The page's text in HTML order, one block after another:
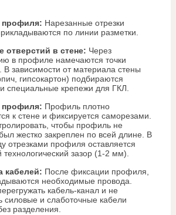
профиля: Нарезанные отрезки
по линии разметки.
отверстий в стене: Через
в профиле намечаются точки
В зависимости от материала стены
гипсокартон) подбираются
специальные крепежи для ГКЛ.
профиля: Профиль плотно
к стене и фиксируется саморезами.
чтобы профиль не
жестко закреплен по всей длине. В
отрезками профиля оставляется
зазор (1-2 мм).
кабелей: После фиксации профиля,
необходимые провода.
кабель-канал и не
силовые и слаботочные кабели
разделения.